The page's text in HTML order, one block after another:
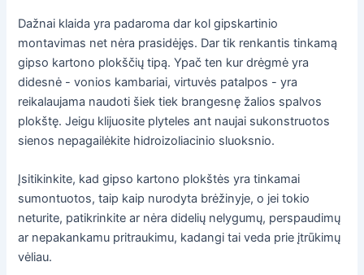
Dažnai klaida yra padaroma dar kol gipskartinio
montavimas net nėra prasidėjęs. Dar tik renkantis tinkamą
gipso kartono plokščių tipą. Ypač ten kur drėgmė yra
didesnė - vonios kambariai, virtuvės patalpos - yra
reikalaujama naudoti šiek tiek brangesnę žalios spalvos
plokštę. Jeigu klijuosite plyteles ant naujai sukonstruotos
sienos nepagailėkite hidroizoliacinio sluoksnio.
Įsitikinkite, kad gipso kartono plokštės yra tinkamai
sumontuotos, taip kaip nurodyta brėžinyje, o jei tokio
neturite, patikrinkite ar nėra didelių nelygumų, perspaudimų
ar nepakankamu pritraukimu, kadangi tai veda prie įtrūkimų
vėliau.